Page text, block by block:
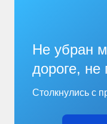
Не убран
дороге, не
Столкнулись с